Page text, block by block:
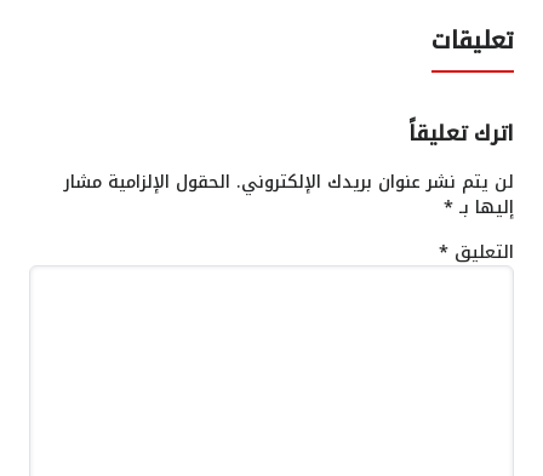
تعليقات
اترك تعليقاً
لن يتم نشر عنوان بريدك الإلكتروني. الحقول الإلزامية مشار
إليها بـ*
التعليق *